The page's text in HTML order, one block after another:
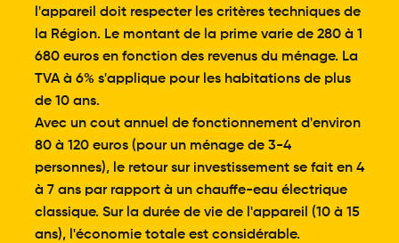
l'appareil doit respecter les critères techniques de
la Région. Le montant de la prime varie de 280 à 1
680 euros en fonction des revenus du ménage. La
TVA à 6% s'applique pour les habitations de plus
de 10 ans.
Avec un cout annuel de fonctionnement d'environ
80 à 120 euros (pour un ménage de 3-4
personnes), le retour sur investissement se fait en 4
à 7 ans par rapport à un chauffe-eau électrique
classique. Sur la durée de vie de l'appareil (10 à 15
ans), l'économie totale est considérable.